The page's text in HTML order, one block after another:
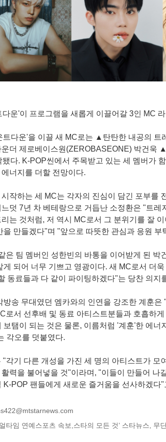
다운'이 프로그램을 새롭게 이끌어갈 3인 MC
트다운'을 이끌 새 MC로는 ▲탄탄한 내공의
운더 제로베이스원(ZEROBASEONE) 박건욱
됐다. K-POP씬에서 주목받고 있는 세 멤버가
너지를 더할 전망이다.
작하는 세 MC는 각자의 진심이 담긴 포부를
덧 7년 차 베테랑으로 거듭난 소정환은 "트레
는 것처럼, 저 역시 MC로서 그 분위기를 잘
을 만들겠다"며 "앞으로 따뜻한 관심과 응원 부
은 팀 멤버인 성한빈의 바통을 이어받게 된 박
게 되어 너무 기쁘고 영광이다. 새 MC로서 더
동료들과 다 같이 파이팅하겠다"는 당찬 의지
방송 무대였던 엠카와의 인연을 강조한 계훈은
로서 선후배 및 동료 아티스트분들과 호흡하
보탬이 되는 것은 물론, 이름처럼 '계훈'한 에너
각오를 덧붙였다.
"각기 다른 개성을 가진 세 명의 아티스트가 모
력을 불어넣을 것"이라며, "이들이 만들어 나
K-POP 팬들에게 새로운 즐거움을 선사하겠다"
타임 연예스포츠 속보,스타의 모든 것’ 스타뉴스, 무